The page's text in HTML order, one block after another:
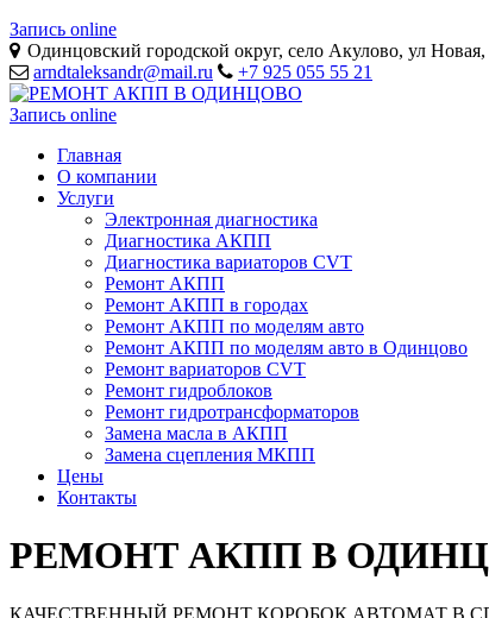
Запись online
Одинцовский городской округ, село Акулово, ул Новая,
arndtaleksandr@mail.ru
+7 925 055 55 21
Запись online
Главная
О компании
Услуги
Электронная диагностика
Диагностика АКПП
Диагностика вариаторов CVT
Ремонт АКПП
Ремонт АКПП в городах
Ремонт АКПП по моделям авто
Ремонт АКПП по моделям авто в Одинцово
Ремонт вариаторов CVT
Ремонт гидроблоков
Ремонт гидротрансформаторов
Замена масла в АКПП
Замена сцепления МКПП
Цены
Контакты
РЕМОНТ АКПП В
КАЧЕСТВЕННЫЙ РЕМОНТ КОРОБОК АВТОМАТ В